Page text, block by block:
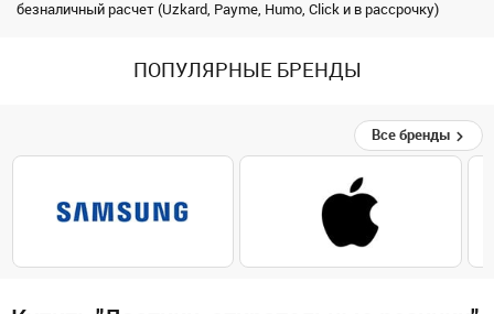
безналичный расчет (Uzkard, Payme, Humo, Click и в рассрочку)
ПОПУЛЯРНЫЕ БРЕНДЫ
Все бренды